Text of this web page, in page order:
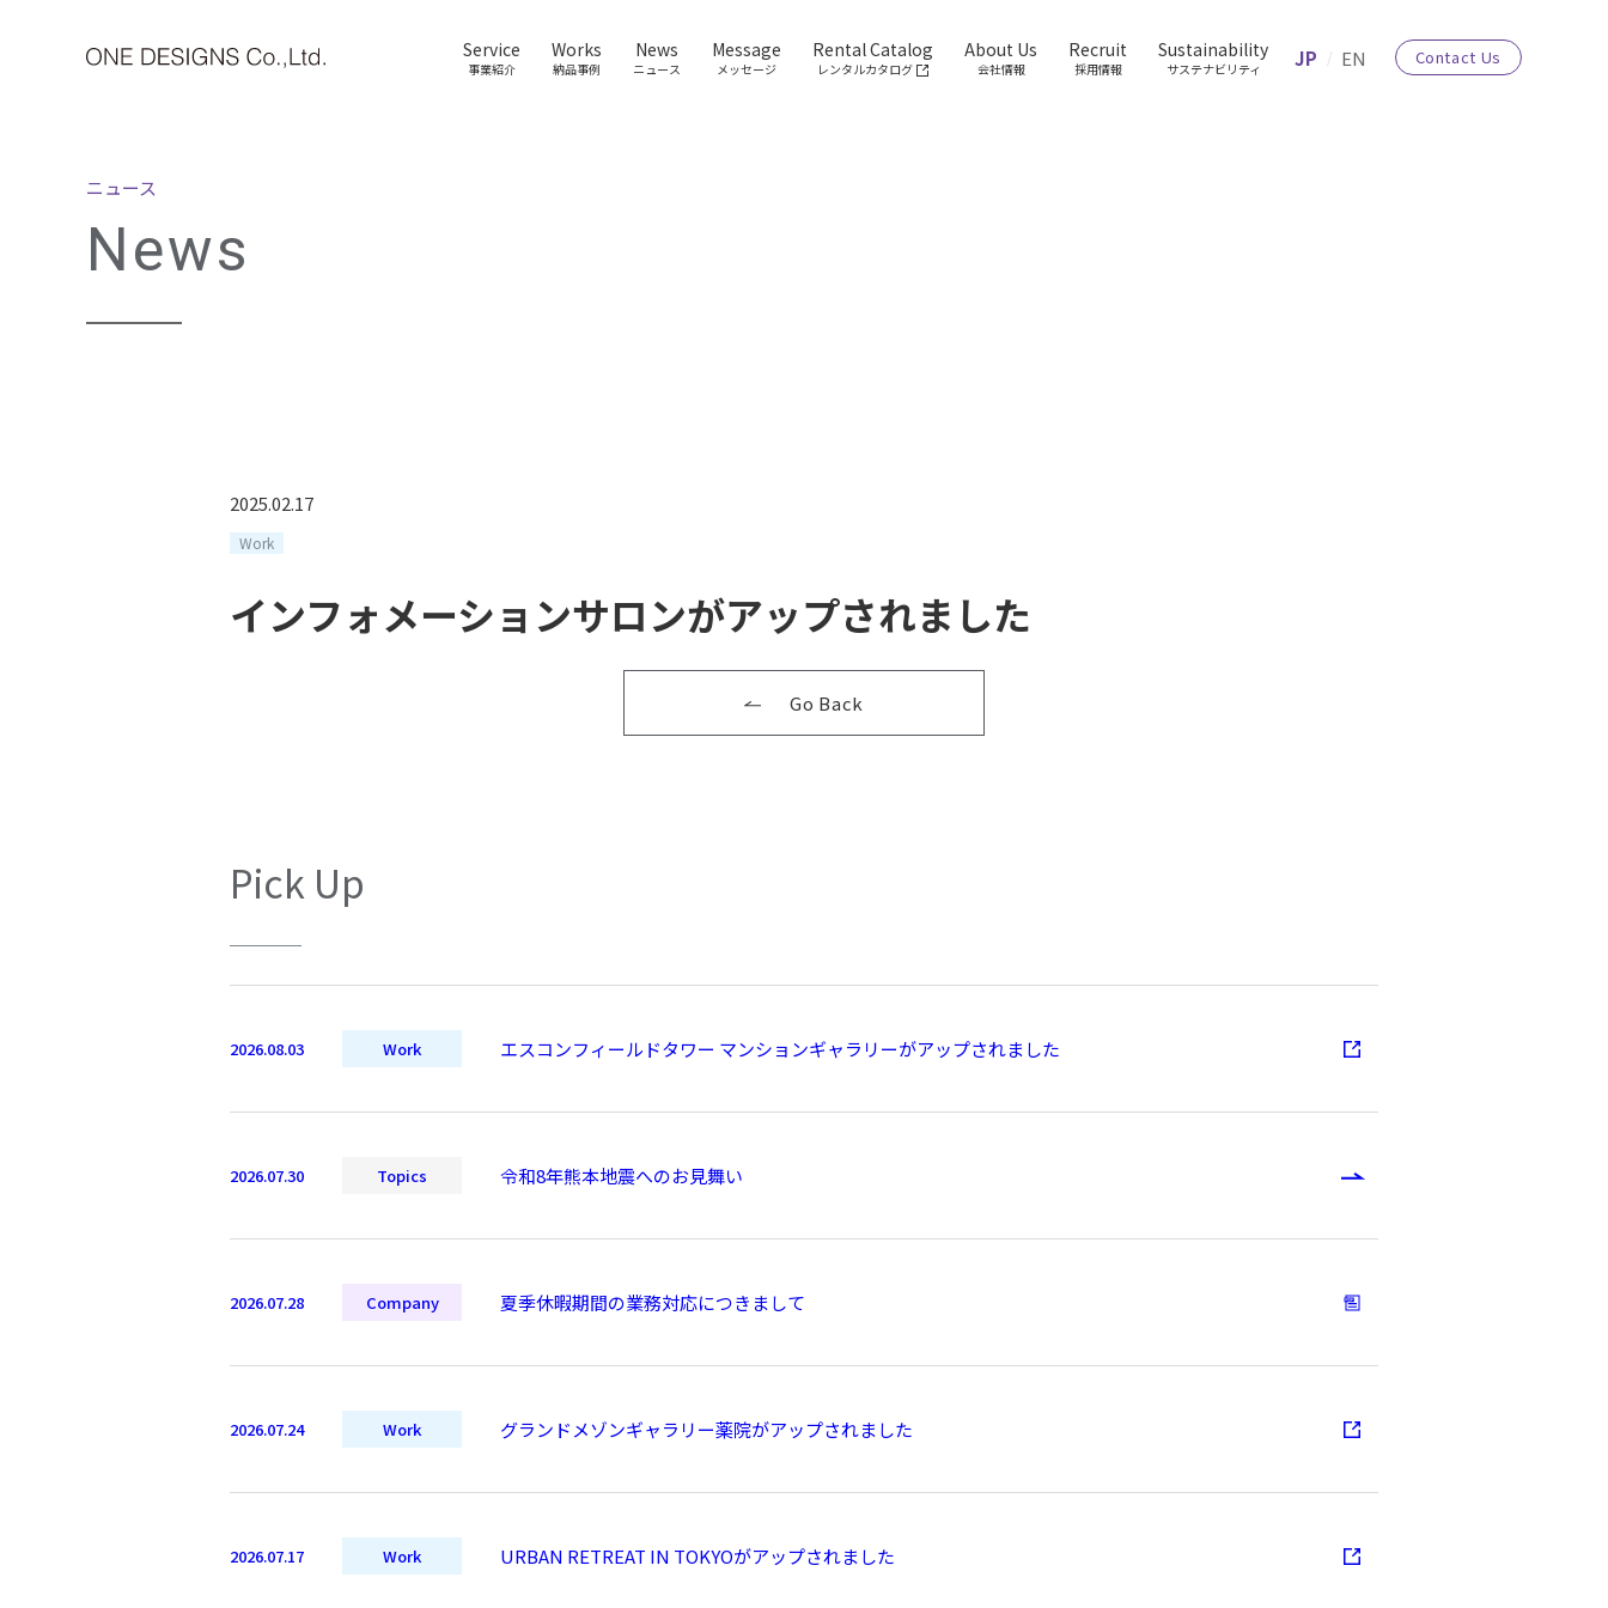
Service
事業紹介
Works
納品事例
News
ニュース
Message
メッセージ
Rental Catalog
レンタルカタログ
About Us
会社情報
Recruit
採用情報
Sustainability
サステナビリティ JP EN Contact Us
ニュース
News
2025.02.17
Work
インフォメーションサロンがアップされました
Go Back
Pick Up
2026.08.03 Work エスコンフィールドタワー マンションギャラリーがアップされました
2026.07.30 Topics 令和8年熊本地震へのお見舞い
2026.07.28 Company 夏季休暇期間の業務対応につきまして
2026.07.24 Work グランドメゾンギャラリー薬院がアップされました
2026.07.17 Work URBAN RETREAT IN TOKYOがアップされました